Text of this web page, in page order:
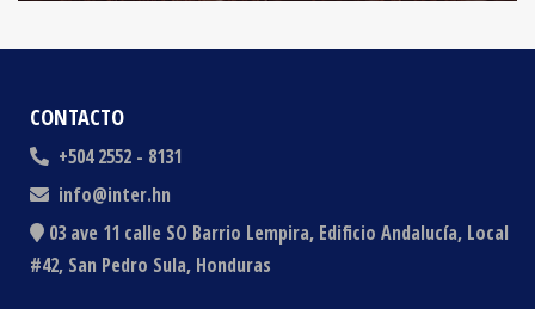
CONTACTO
+504 2552 - 8131
info@inter.hn
03 ave 11 calle SO Barrio Lempira, Edificio Andalucía, Local
#42, San Pedro Sula, Honduras